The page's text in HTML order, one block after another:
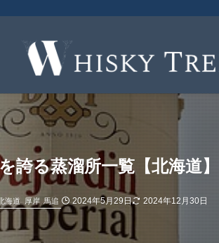
誇る蒸溜所一覧【北海道】
海道 厚岸 馬追 2024年5月29日 2024年12月30日